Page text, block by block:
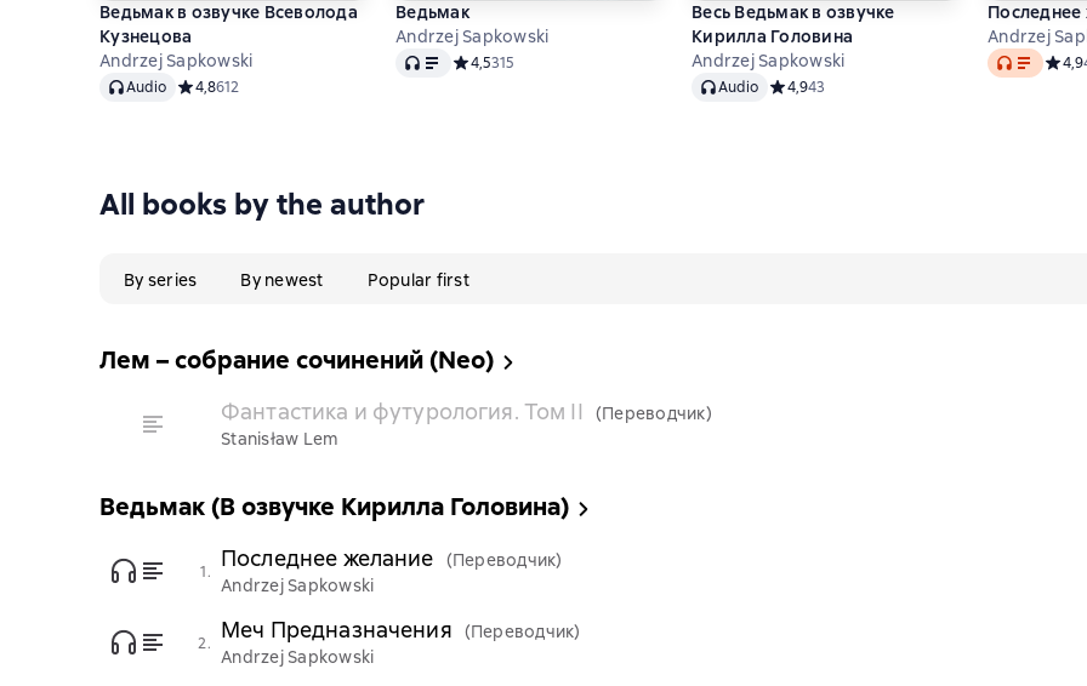
Ведьмак в озвучке Всеволода
Кузнецова
Andrzej Sapkowski
AudioAudio Средний рейтинг 4,8 на основе 612 оценок
4,8612
Ведьмак
Andrzej Sapkowski
Audio Средний рейтинг 4,5 на основе 315 оценок
4,5315
Весь Ведьмак в озвучке
Кирилла Головина
Andrzej Sapkowski
AudioAudio Средний рейтинг 4,9 на основе 43 оценок
4,943
Andrzej
Audio 4,9
All books by the author
By series By newest Popular first
Лем – собрание сочинений (Nео)
Фантастика и футурология. Том II
(Переводчик)
Stanisław Lem
Ведьмак (В озвучке Кирилла Головина)
1. Последнее желание
(Переводчик)
Andrzej Sapkowski
2. Меч Предназначения
(Переводчик)
Andrzej Sapkowski